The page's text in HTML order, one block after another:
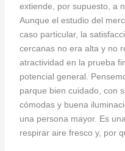
extiende, por supuesto, a
Aunque el estudio del
caso particular, la
cercanas no era alta y no
atractividad en la prueba
potencial general.
parque bien cuidado, con
cómodas y buena
una persona mayor. Es
respirar aire fresco y, por